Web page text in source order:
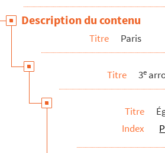
11e arrondissement
13earrondissement
arrondissement
Villes diverses
Poèmes et éloges funèbres
Religion
Description du contenu
Titre Paris
Titre 3e
Titre
Index